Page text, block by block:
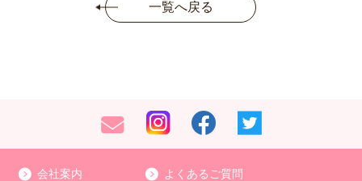
一覧へ戻る
会社案内 よくあるご質問